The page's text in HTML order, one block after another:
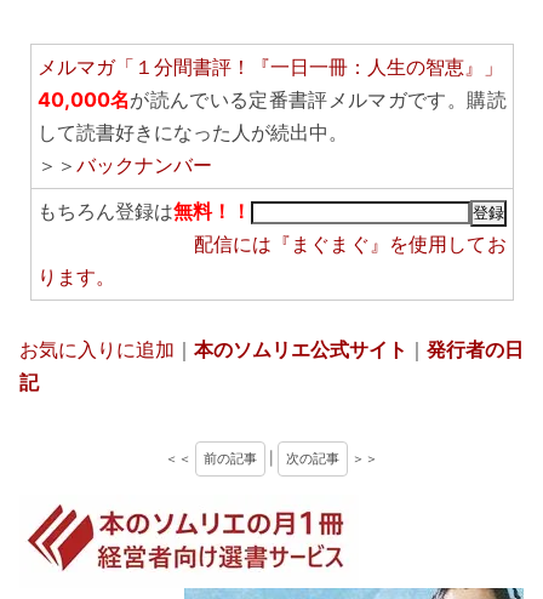
メルマガ「１分間書評！『一日一冊：人生の智恵』」
40,000名が読んでいる定番書評メルマガです。購読
して読書好きになった人が続出中。
＞＞ バックナンバー
もちろん登録は無料！！
配信には 『まぐまぐ』 を使用してお
ります。
お気に入りに追加 ｜ 本のソムリエ公式サイト ｜ 発行者の日
記
＜＜ 前の記事 次の記事 ＞＞